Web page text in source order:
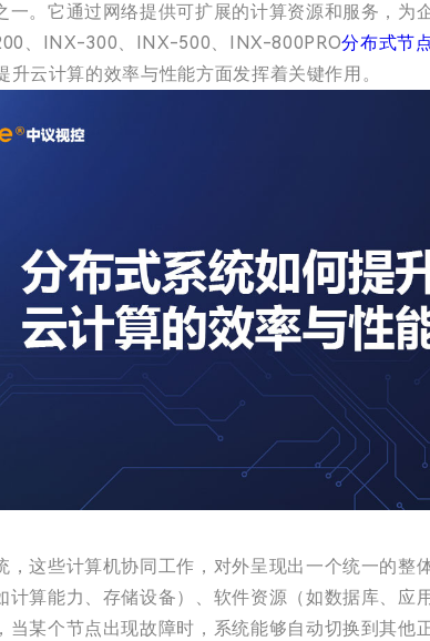
。它通过网络提供可扩展的计算资源和服务，
、INX-300、INX-500、INX-800PRO分布式节
云计算的效率与性能方面发挥着关键作用。
这些计算机协同工作，对外呈现出一个统一的整
算能力、存储设备）、软件资源（如数据库、应
某个节点出现故障时，系统能够自动切换到其他